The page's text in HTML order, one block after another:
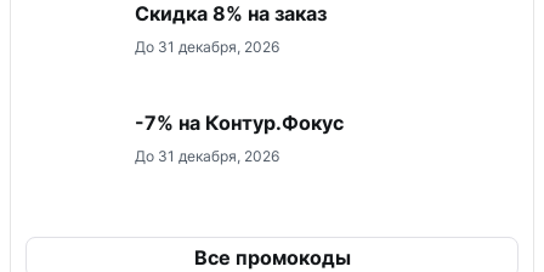
Скидка 8% на заказ
До 31 декабря, 2026
-7% на Контур.Фокус
До 31 декабря, 2026
Все промокоды